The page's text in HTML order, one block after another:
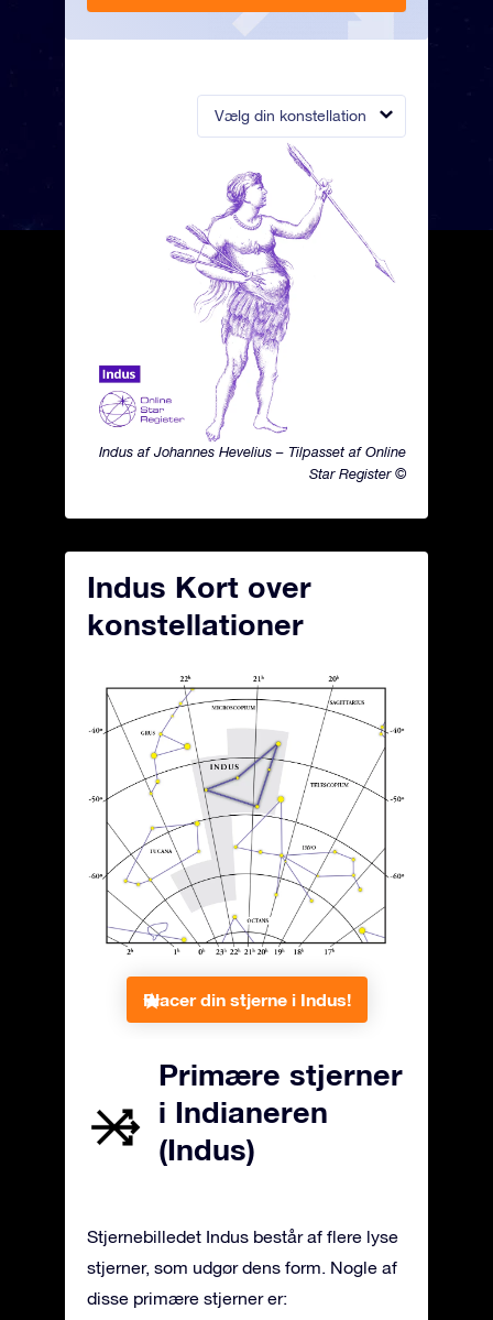
Vælg din konstellation
Indus af Johannes Hevelius – Tilpasset af Online
Star Register ©
Indus Kort over
konstellationer
Placer din stjerne i Indus!
Primære stjerner
i Indianeren
(Indus)
Stjernebilledet Indus består af flere lyse
stjerner, som udgør dens form. Nogle af
disse primære stjerner er: